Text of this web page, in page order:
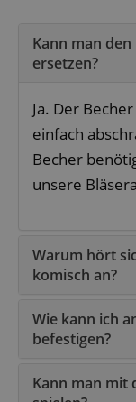
Kann man
ersetzen?
Ja. Der
einfach
Becher
unsere
Warum hört
komisch an?
Wie kann ich
befestigen?
Kann man mit